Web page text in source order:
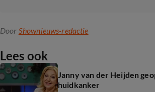
Door Shownieuws-redactie
Lees ook
Janny van der Heijden
huidkanker